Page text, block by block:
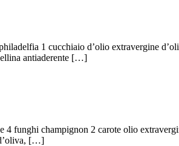
1 cucchiaio d’olio extravergine
antiaderente […]
funghi champignon 2 carote olio
d’oliva, […]